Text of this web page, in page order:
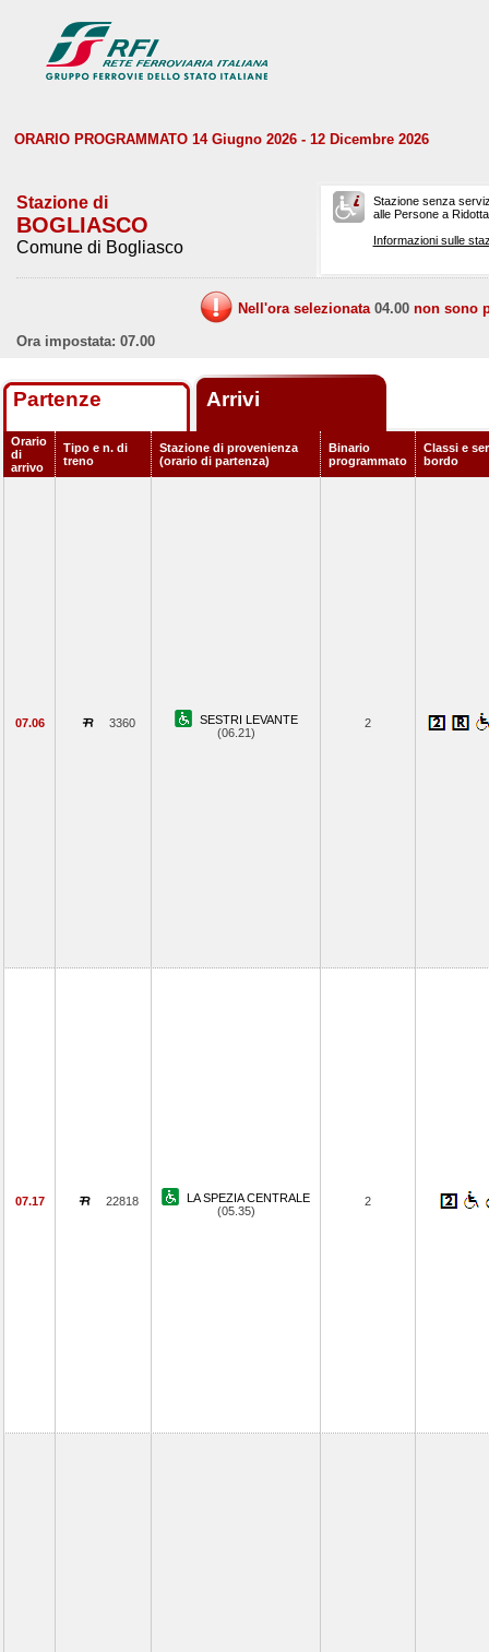
ORARIO PROGRAMMATO 14 Giugno 2026 - 12 Dicembre 2026
Stazione di
BOGLIASCO
Comune di Bogliasco
Stazione senza
alle Persone a
Informazioni sulle
Nell'ora selezionata 04.00 non sono
Ora impostata: 07.00
Partenze Arrivi
Orario
di
arrivo
Tipo e n. di
treno
Stazione di provenienza
(orario di partenza)
Binario
programmato
Classi e
bordo
07.06 3360
SESTRI LEVANTE
(06.21)
2
07.17 22818
LA SPEZIA CENTRALE
(05.35)
2